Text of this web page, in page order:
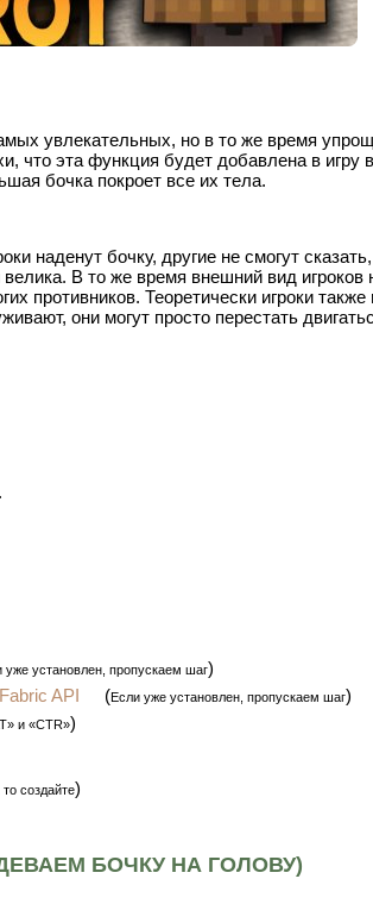
увлекательных, но в то же время
что эта функция будет добавлена ​​в
бочка покроет все их тела.
наденут бочку, другие не смогут
В то же время внешний вид игроков
противников. Теоретически игроки также
они могут просто перестать
уже установлен, пропускаем шаг)
Fabric API (Если уже установлен, пропускаем шаг)
и «CTR»)
создайте)
БОЧКУ НА ГОЛОВУ)